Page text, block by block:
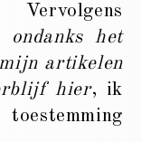
Vervolgens
ondanks het
artikelen
hier, ik